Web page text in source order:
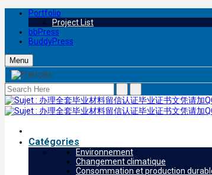
Portfolio
Project List
bbPress
BuddyPress
Menu
Catégories
Environnement
Changement climatique
Consommation et production